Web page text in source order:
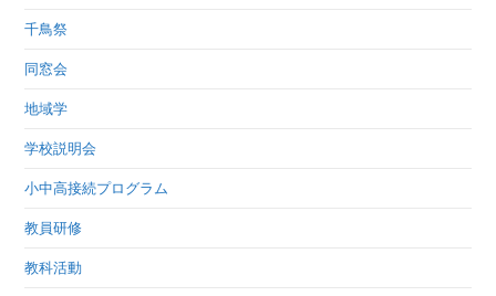
千鳥祭
同窓会
地域学
学校説明会
小中高接続プログラム
教員研修
教科活動